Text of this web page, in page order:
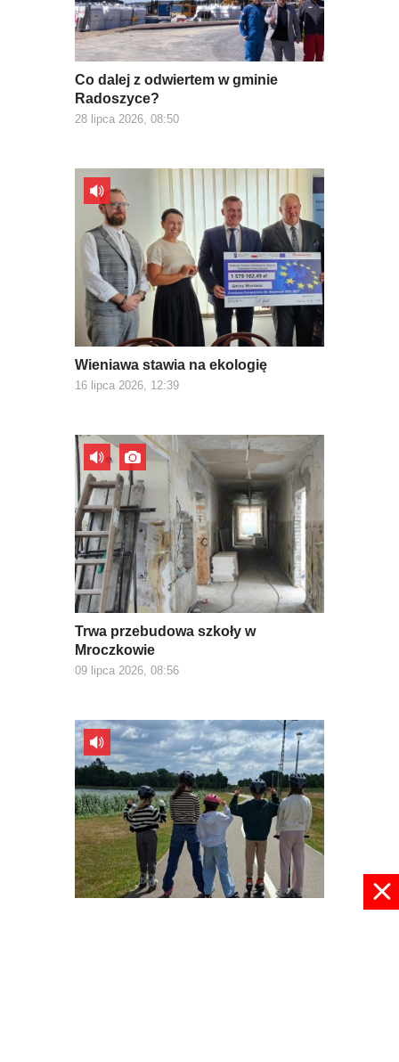
Co dalej z odwiertem w gminie
Radoszyce?
28 lipca 2026, 08:50
Wieniawa stawia na ekologię
16 lipca 2026, 12:39
Trwa przebudowa szkoły w
Mroczkowie
09 lipca 2026, 08:56